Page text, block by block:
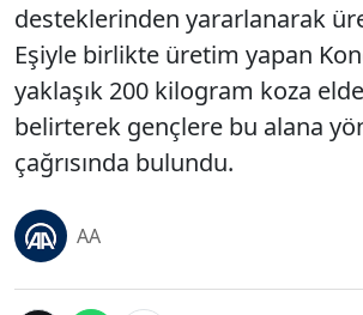
desteklerinden yararlanarak
Eşiyle birlikte üretim yapan
yaklaşık 200 kilogram koza
belirterek gençlere bu alana
çağrısında bulundu.
AA